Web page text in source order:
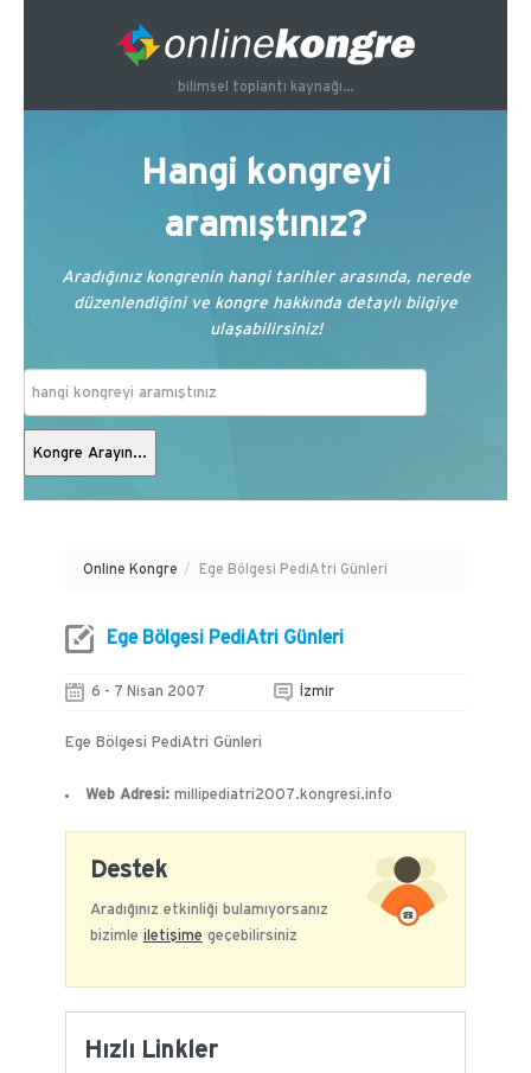
bilimsel toplantı kaynağı...
Hangi kongreyi
aramıştınız?
Aradığınız kongrenin hangi tarihler arasında, nerede
düzenlendiğini ve kongre hakkında detaylı bilgiye
ulaşabilirsiniz!
Online Kongre / Ege Bölgesi PediAtri Günleri
Ege Bölgesi PediAtri Günleri
6 - 7 Nisan 2007 İzmir
Ege Bölgesi PediAtri Günleri
Web Adresi: millipediatri2007.kongresi.info
Destek
Aradığınız etkinliği bulamıyorsanız
bizimle iletişime geçebilirsiniz
Hızlı Linkler